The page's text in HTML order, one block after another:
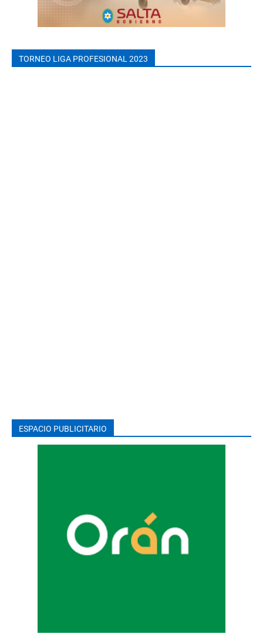
TORNEO LIGA PROFESIONAL 2023
ESPACIO PUBLICITARIO